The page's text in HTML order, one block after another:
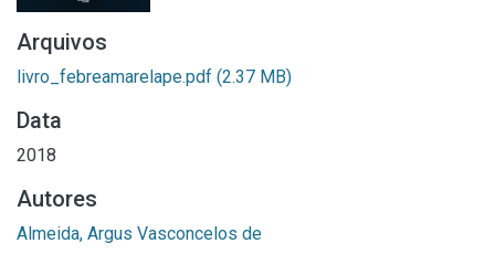
Arquivos
livro_febreamarelape.pdf (2.37 MB)
Data
2018
Autores
Almeida, Argus Vasconcelos de